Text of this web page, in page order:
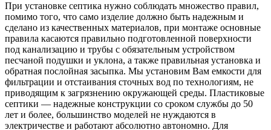
При установке септика нужно соблюдать множество правил,
помимо того, что само изделие должно быть надежным и
сделано из качественных материалов, при монтаже основные
правила касаются правильно подготовленной поверхности
под канализацию и трубы с обязательным устройством
песчаной подушки и уклона, а также правильная установка и
обратная послойная засыпка. Мы установим Вам емкости для
фильтрации и отстаивания сточных вод по технологиям, не
приводящим к загрязнению окружающей среды. Пластиковые
септики — надежные конструкции со сроком службы до 50
лет и более, большинство моделей не нуждаются в
электричестве и работают абсолютно автономно. Для